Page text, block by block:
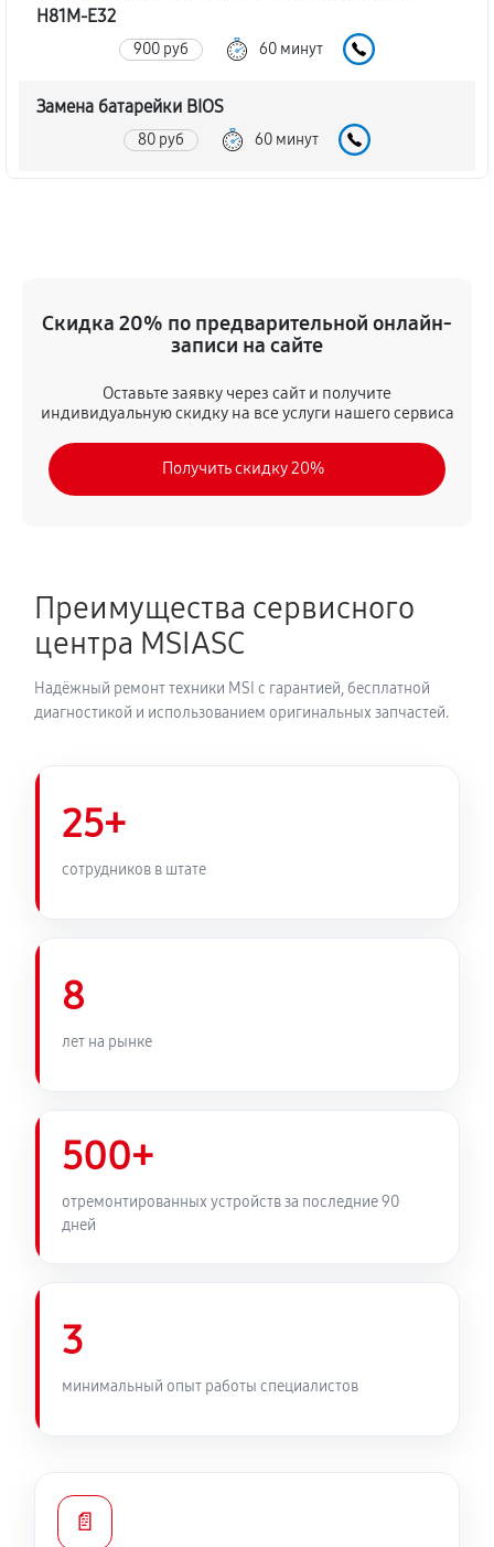
H81M-E32
900 руб 60 минут
Замена батарейки BIOS
80 руб 60 минут
Скидка 20% по предварительной онлайн-
записи на сайте
Оставьте заявку через сайт и получите
индивидуальную скидку на все услуги нашего сервиса
Получить скидку 20%
Преимущества сервисного
центра MSIASC
Надёжный ремонт техники MSI с гарантией, бесплатной
диагностикой и использованием оригинальных запчастей.
25+
сотрудников в штате
8
лет на рынке
500+
отремонтированных устройств за последние 90
дней
3
минимальный опыт работы специалистов
📄